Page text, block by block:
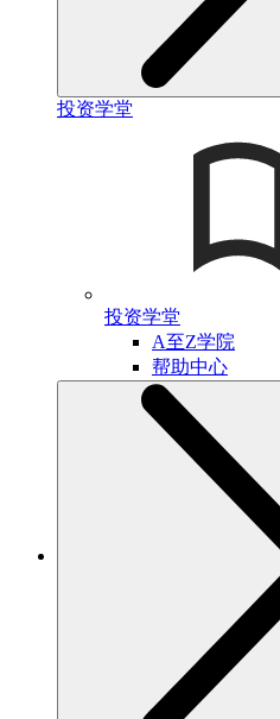
投资学堂
投资学堂
A至Z学院
帮助中心